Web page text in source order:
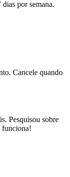
por semana.
Cancele quando
Pesquisou sobre
funciona!